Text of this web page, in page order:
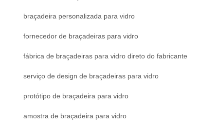
braçadeira personalizada para vidro
fornecedor de braçadeiras para vidro
fábrica de braçadeiras para vidro direto do fabricante
serviço de design de braçadeiras para vidro
protótipo de braçadeira para vidro
amostra de braçadeira para vidro